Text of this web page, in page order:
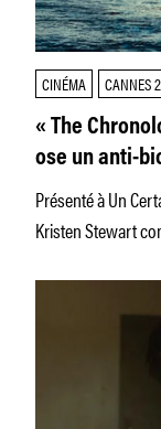
CINÉMA CANNES
« The
ose un anti-
Présenté à Un
Kristen Stewart